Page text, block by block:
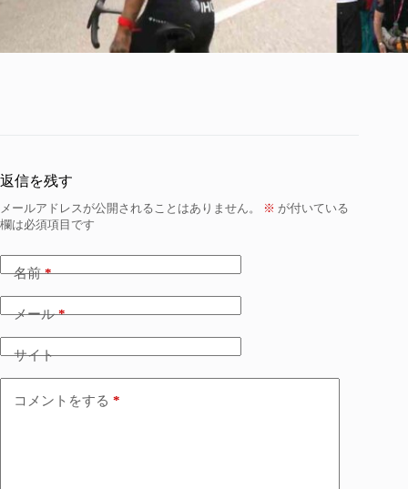
返信を残す
メールアドレスが公開されることはありません。 ※ が付いている
欄は必須項目です
名前*
メール*
サイト
コメントをする *